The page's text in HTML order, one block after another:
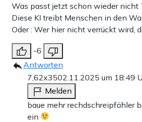
Was passt jetzt schon wieder nicht
Diese KI treibt Menschen in den
Oder : Wer hier nicht verrückt wird,
-6
Antworten
7,62x3502.11.2025 um 18:49
Melden
baue mehr rechdschreipfähler
ein